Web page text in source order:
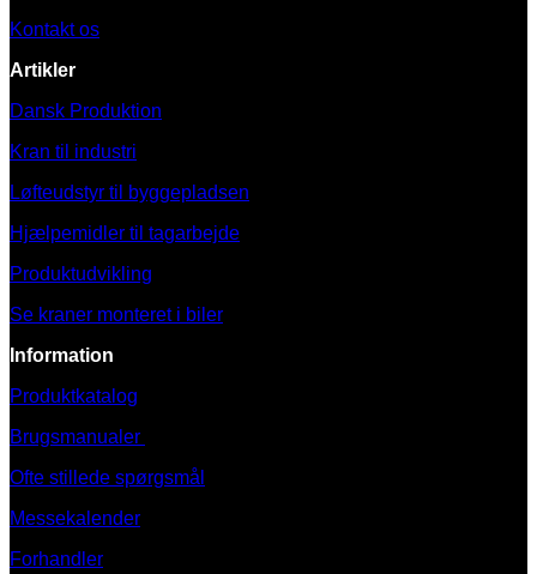
Kontakt os
Artikler
Dansk Produktion
Kran til industri
Løfteudstyr til byggepladsen
Hjælpemidler til tagarbejde
Produktudvikling
Se kraner monteret i biler
Information
Produktkatalog
Brugsmanualer
Ofte stillede spørgsmål
Messekalender
Forhandler